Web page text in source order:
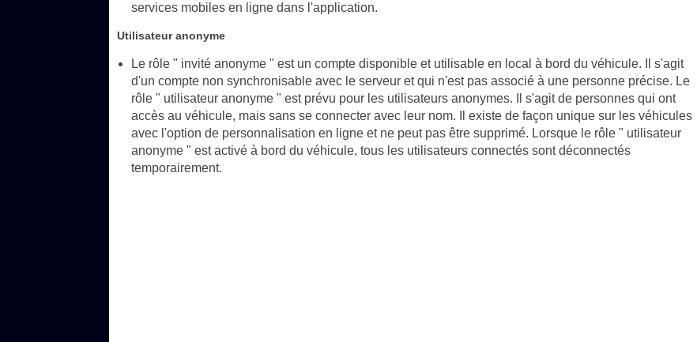
services mobiles en ligne dans l'application.
Utilisateur anonyme
Le rôle " invité anonyme " est un compte disponible et utilisable en local à bord du véhicule. Il s'agit
d'un compte non synchronisable avec le serveur et qui n'est pas associé à une personne précise. Le
rôle " utilisateur anonyme " est prévu pour les utilisateurs anonymes. Il s'agit de personnes qui ont
accès au véhicule, mais sans se connecter avec leur nom. Il existe de façon unique sur les véhicules
avec l'option de personnalisation en ligne et ne peut pas être supprimé. Lorsque le rôle " utilisateur
anonyme " est activé à bord du véhicule, tous les utilisateurs connectés sont déconnectés
temporairement.